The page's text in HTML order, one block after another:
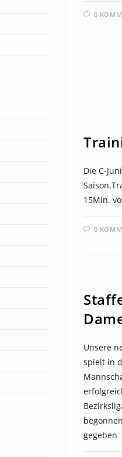
0
Die C-
15Min.
0
Unsere
spielt in
gegeben